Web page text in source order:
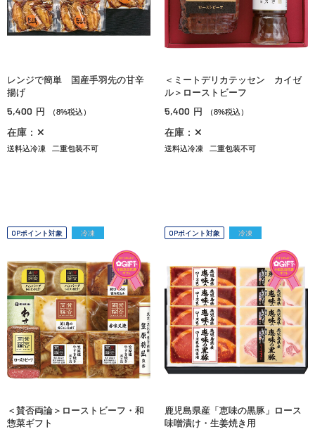
レンジで簡単 国産手羽先の甘辛
揚げ
5,400 円 （8%税込）
在庫：✕
送料込冷凍 二重包装不可
＜ミートデリカテッセン カイゼ
ル＞ローストビーフ
5,400 円 （8%税込）
在庫：✕
送料込冷凍 二重包装不可
OPポイント対象 冷凍
＜賛否両論＞ローストビーフ・和
惣菜ギフト
OPポイント対象 冷凍
鹿児島県産「恵味の黒豚」ロース
味噌漬け・生姜焼き用